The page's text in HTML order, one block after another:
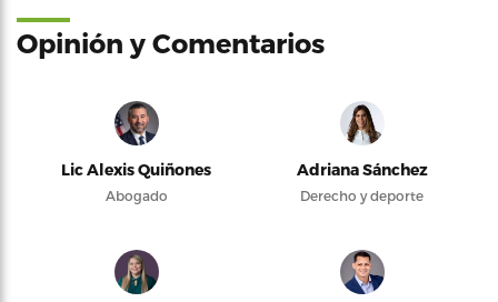
Opinión y Comentarios
Lic Alexis Quiñones
Abogado
Adriana Sánchez
Derecho y deporte